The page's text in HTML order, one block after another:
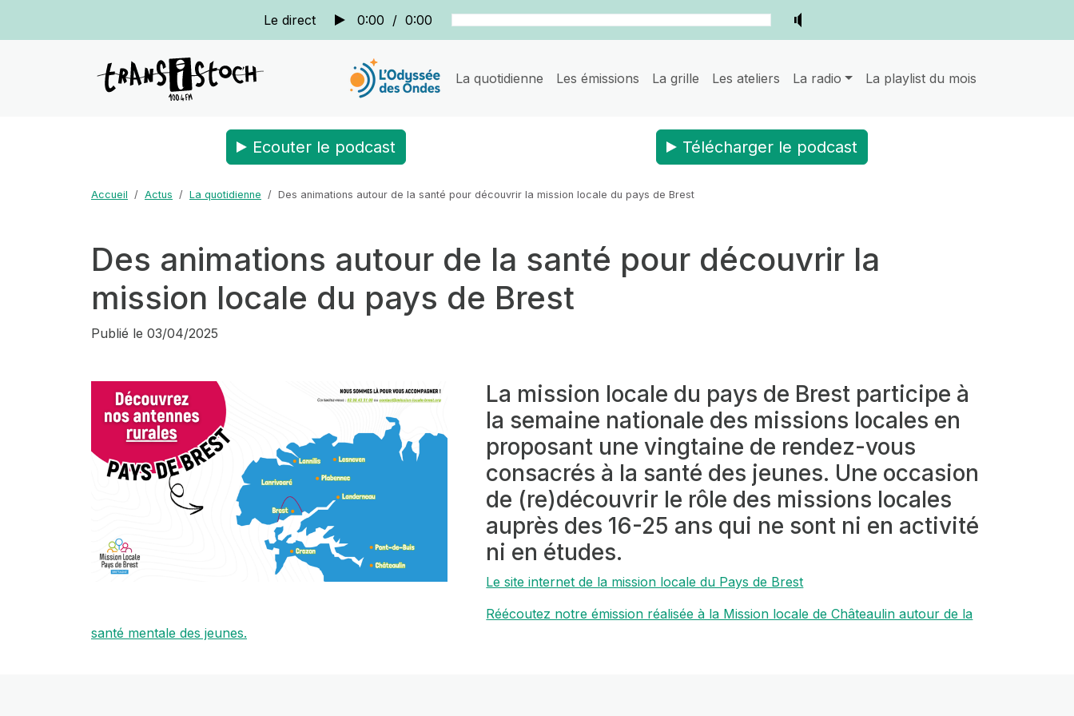
Le direct 0:00 / 0:00
La quotidienne Les émissions La grille Les ateliers La radio La playlist du mois
Ecouter le podcast Télécharger le podcast
Accueil Actus La quotidienne Des animations autour de la santé pour découvrir la mission locale du pays de Brest
Des animations autour de la santé pour découvrir la
mission locale du pays de Brest
Publié le 03/04/2025
La mission locale du pays de Brest participe à
la semaine nationale des missions locales en
proposant une vingtaine de rendez-vous
consacrés à la santé des jeunes. Une occasion
de (re)découvrir le rôle des missions locales
auprès des 16-25 ans qui ne sont ni en activité
ni en études.
Le site internet de la mission locale du Pays de Brest
Réécoutez notre émission réalisée à la Mission locale de Châteaulin autour de la
santé mentale des jeunes.